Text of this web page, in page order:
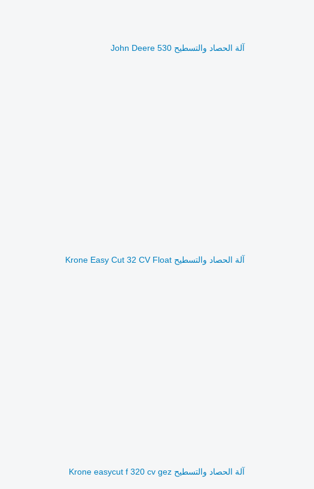
آلة الحصاد والتسطيح John Deere 530
آلة الحصاد والتسطيح Krone Easy Cut 32 CV Float
آلة الحصاد والتسطيح Krone easycut f 320 cv gez